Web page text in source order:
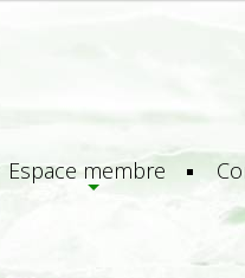
Espace membre